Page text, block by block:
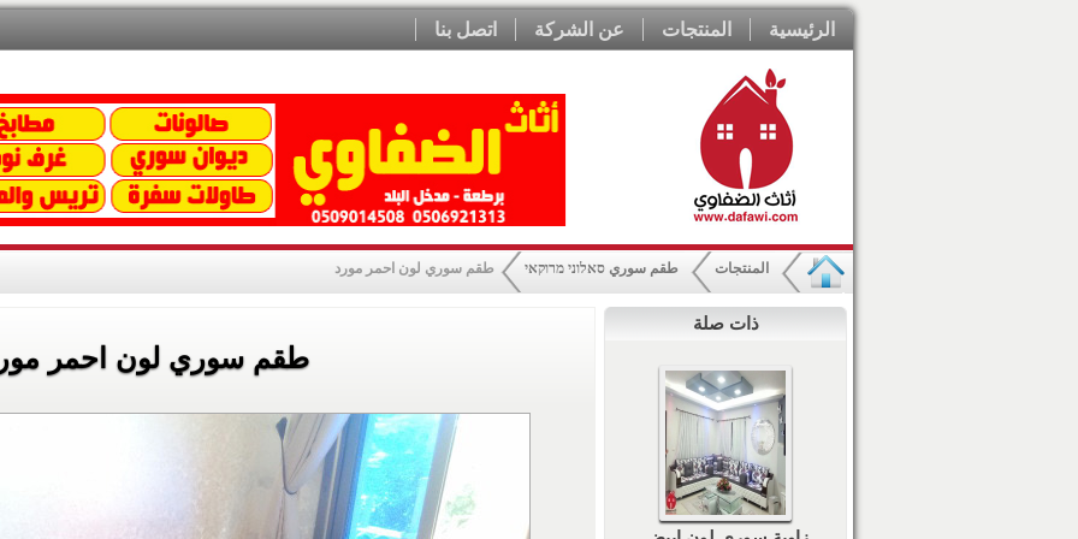
الرئيسية المنتجات عن الشركة اتصل بنا
المنتجات طقم سوري סאלוני מרוקאי طقم سوري لون احمر مورد
ذات صلة
طقم سوري لون احمر